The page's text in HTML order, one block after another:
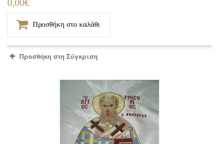
0,00€
Προσθήκη στο καλάθι
Προσθήκη στη Σύγκριση